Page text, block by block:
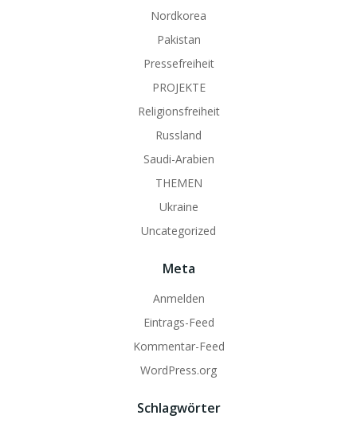
Nordkorea
Pakistan
Pressefreiheit
PROJEKTE
Religionsfreiheit
Russland
Saudi-Arabien
THEMEN
Ukraine
Uncategorized
Meta
Anmelden
Eintrags-Feed
Kommentar-Feed
WordPress.org
Schlagwörter